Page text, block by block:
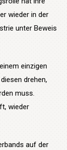
wieder in der
unter Beweis
einzigen
drehen,
muss.
wieder
auf der